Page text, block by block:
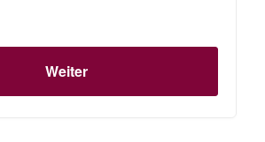
Weiter